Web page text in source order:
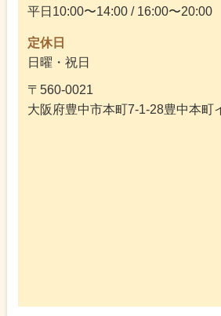
平日10:00〜14:00 / 16:00〜20:00
定休日
日曜・祝日
〒560-0021
大阪府豊中市本町7-1-28豊中本町